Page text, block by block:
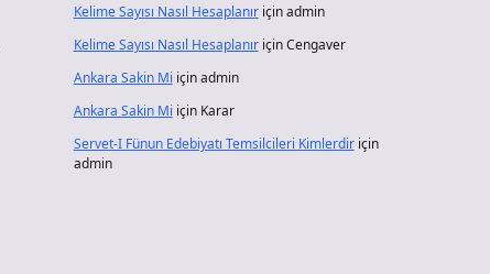
Kelime Sayısı Nasıl Hesaplanıriçinadmin
Kelime Sayısı Nasıl HesaplanıriçinCengaver
Ankara Sakin Mi içinadmin
Ankara Sakin Mi için Karar
Servet-I Fünun Edebiyatı Temsilcileri Kimlerdiriçin
admin